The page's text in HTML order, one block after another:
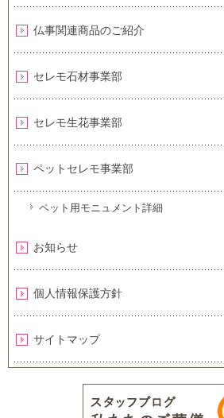
仏事関連商品のご紹介
セレモ石材事業部
セレモ生花事業部
ペットセレモ事業部
ペット用モニュメント詳細
お知らせ
個人情報保護方針
サイトマップ